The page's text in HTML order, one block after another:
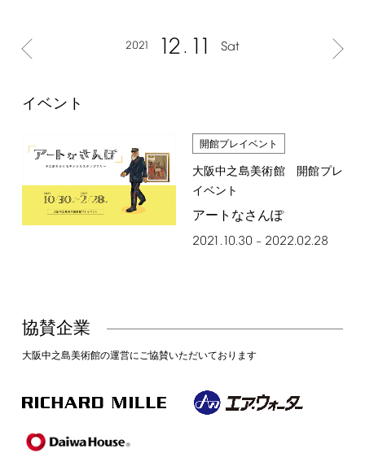
2021 12 11 Sat
イベント
開館プレイベント
大阪中之島美術館 開館プレ
イベント
アートなさんぽ
2021.10.30 – 2022.02.28
協賛企業
大阪中之島美術館の運営にご協賛いただいております